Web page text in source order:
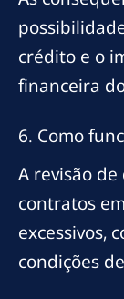
crédito e o
financeira
6. Como
A revisão
contratos
excessivos,
condições